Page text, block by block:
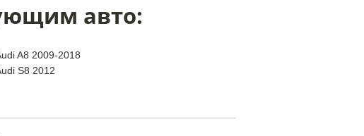
авто:
A8 2009-2018
S8 2012